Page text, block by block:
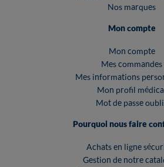
Nos marques
Mon compte
Mon compte
Mes commandes
Mes informations
Mon profil
Mot de passe
Pourquoi nous faire
Achats en ligne
Gestion de notre